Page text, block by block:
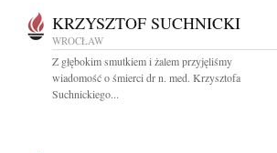
KRZYSZTOF SUCHNICKI
WROCŁAW
Z głębokim smutkiem i żalem przyjęliśmy
wiadomość o śmierci dr n. med. Krzysztofa
Suchnickiego...